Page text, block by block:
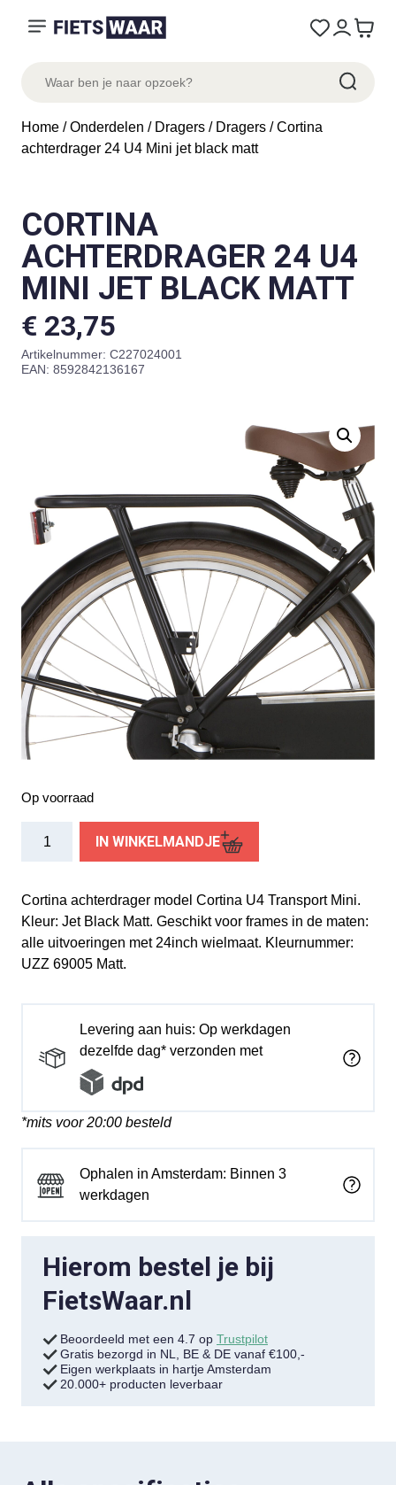
Home /Onderdelen / Dragers / Dragers / Cortina
achterdrager 24 U4 Mini jet black matt
CORTINA
ACHTERDRAGER 24 U4
MINI JET BLACK MATT
€ 23,75
Artikelnummer: C227024001
EAN: 8592842136167
Op voorraad
U4
Mini
jet
black
IN WINKELMANDJE
Cortina achterdrager model Cortina U4 Transport Mini.
Kleur: Jet Black Matt. Geschikt voor frames in de maten:
alle uitvoeringen met 24inch wielmaat. Kleurnummer:
UZZ 69005 Matt.
Levering aan huis: Op werkdagen
dezelfde dag* verzonden met
*mits voor 20:00 besteld
Ophalen in Amsterdam: Binnen 3
werkdagen
Hierom bestel je bij
FietsWaar.nl
Beoordeeld met een 4.7 op Trustpilot
Gratis bezorgd in NL, BE & DE vanaf €100,-
Eigen werkplaats in hartje Amsterdam
20.000+ producten leverbaar